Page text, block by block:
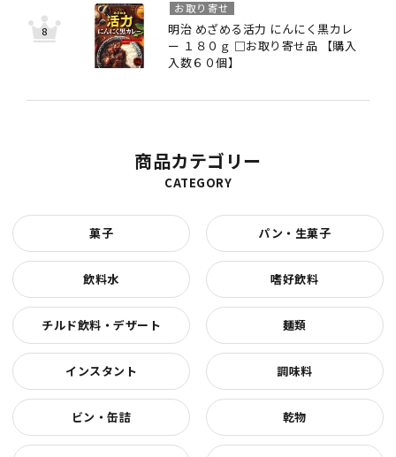
明治 めざめる活力 にんにく黒カレ
ー １８０ｇ □お取り寄せ品 【購入
入数６０個】
お取り寄せ
商品カテゴリー
CATEGORY
菓子 パン・生菓子
飲料水 嗜好飲料
チルド飲料・デザート 麺類
インスタント 調味料
ビン・缶詰 乾物